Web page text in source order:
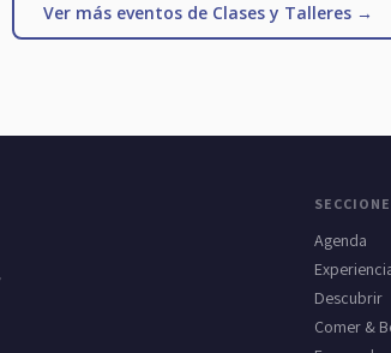
Ver más eventos de Clases y Talleres →
Agenda
Descubrir
Comer &